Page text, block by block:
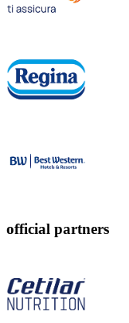
official partners